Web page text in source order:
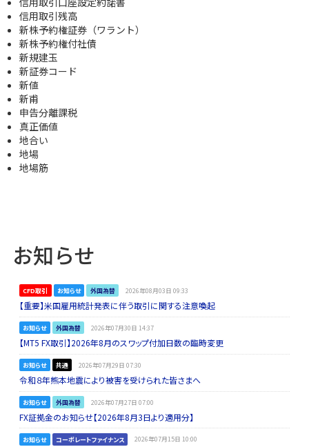
信用取引残高
新株予約権証券（ワラント）
新株予約権付社債
新規建玉
新証券コード
新値
新甫
申告分離課税
真正価値
地合い
地場
地場筋
お知らせ
CFD取引 お知らせ 外国為替 2026年08月03日 09:33
【重要】米国雇用統計発表に伴う取引に関する注意喚起
お知らせ 外国為替 2026年07月30日 14:37
【MT5 FX取引】2026年8月のスワップ付加日数の臨時変更
お知らせ 共通 2026年07月29日 07:30
令和８年熊本地震により被害を受けられた皆さまへ
お知らせ 外国為替 2026年07月27日 07:00
FX証拠金のお知らせ【2026年8月3日より適用分】
お知らせ コーポレートファイナンス 2026年07月15日 10:00